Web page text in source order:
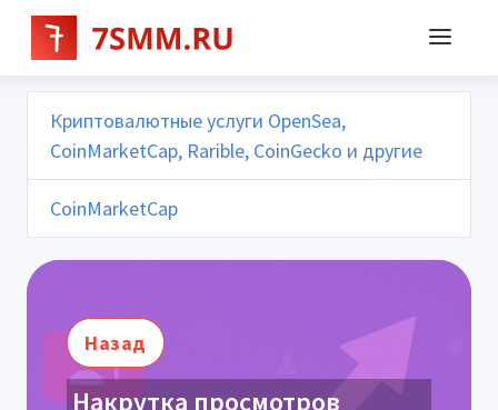
Криптовалютные услуги OpenSea,
CoinMarketCap, Rarible, CoinGecko и другие
CoinMarketCap
Назад
Накрутка просмотров